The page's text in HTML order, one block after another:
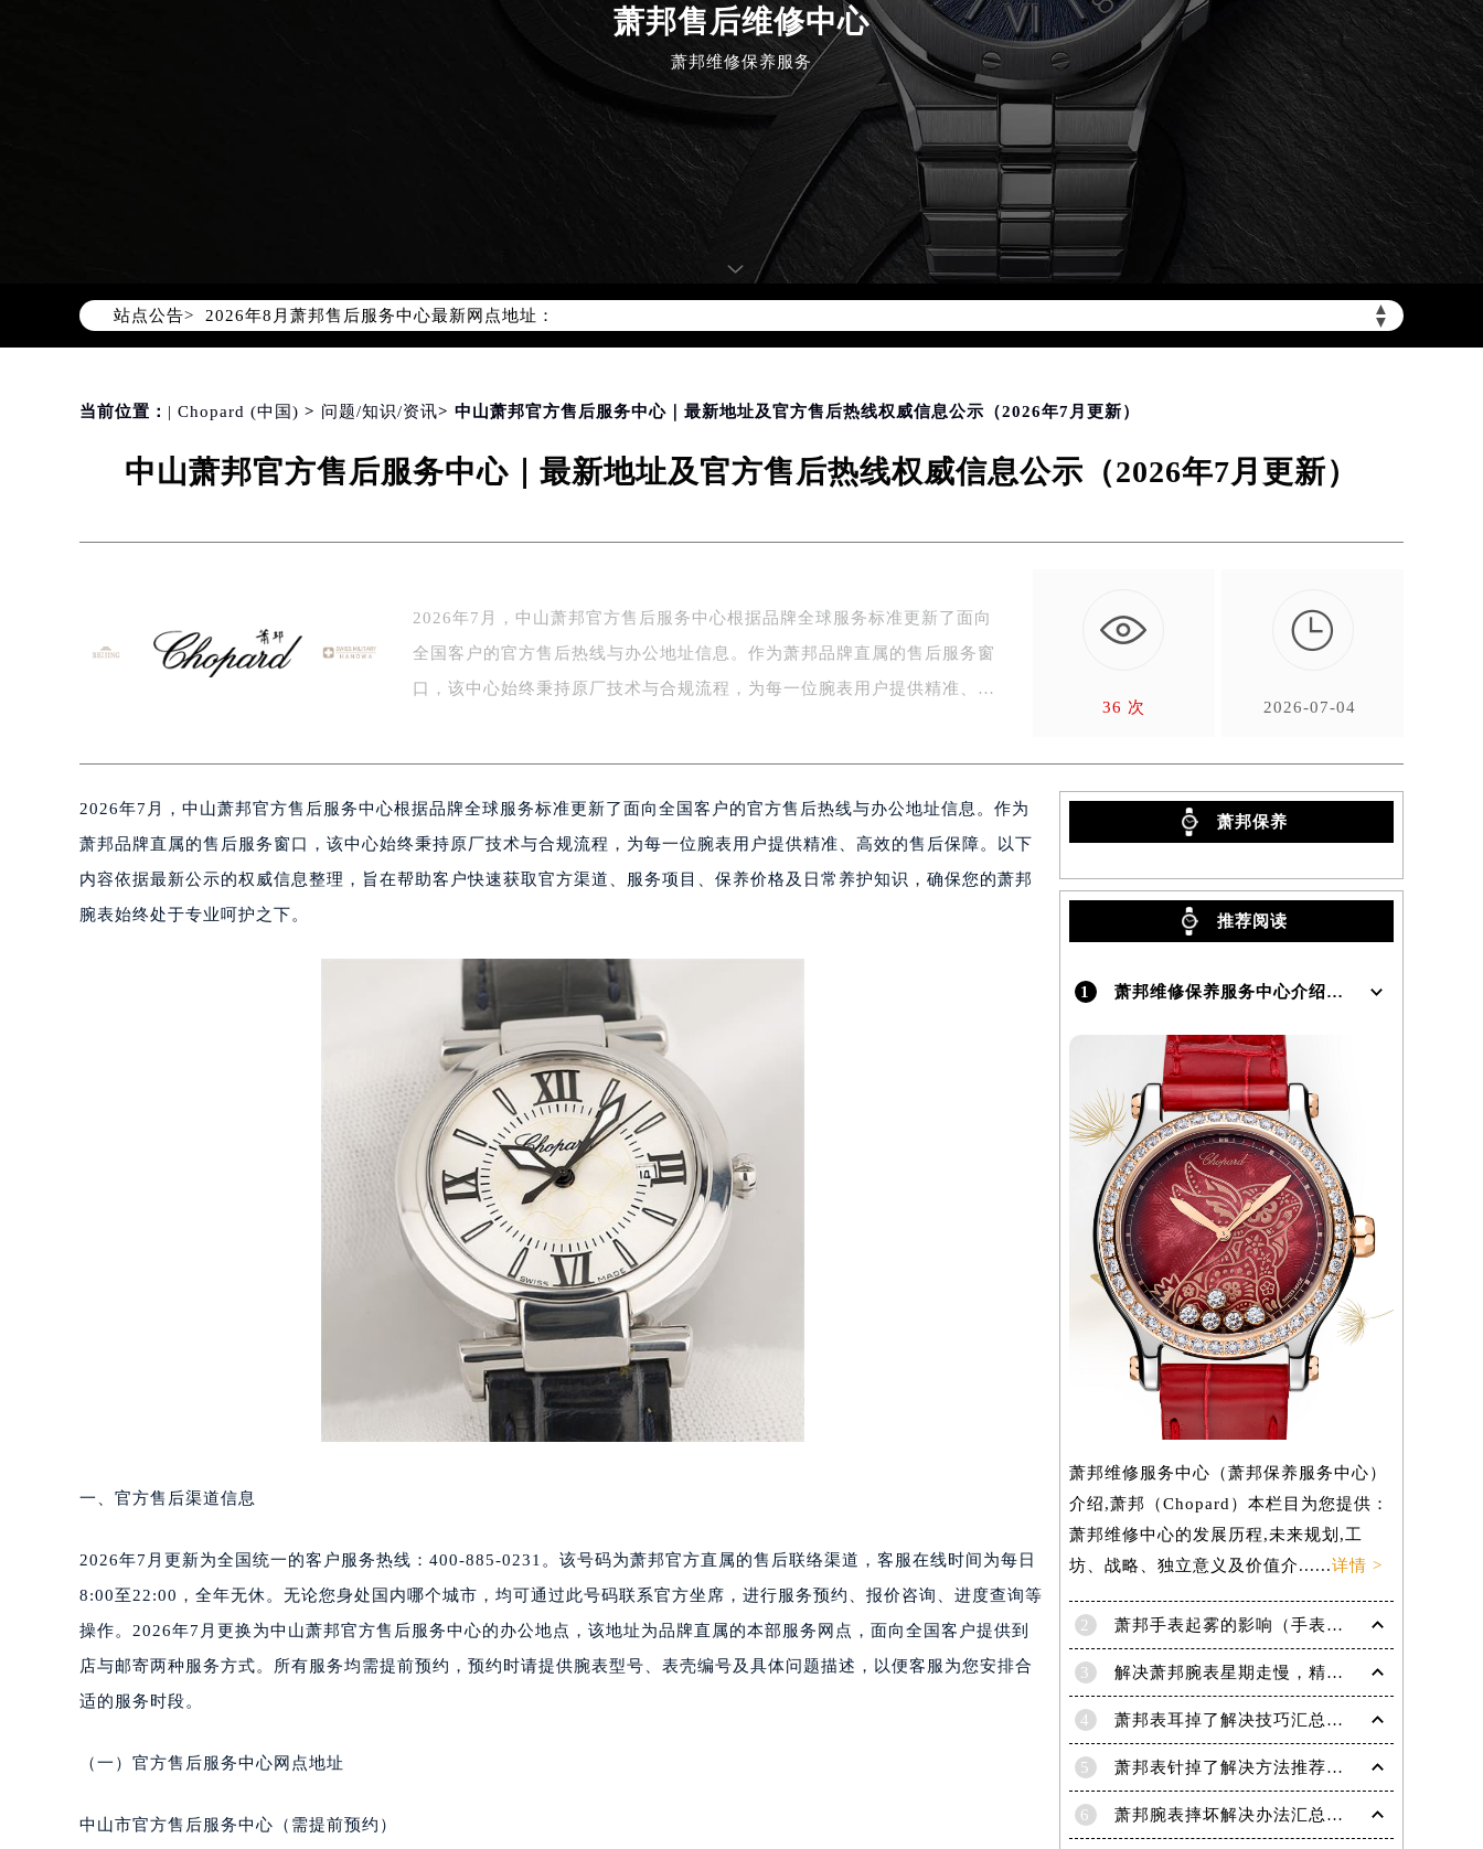
萧邦售后维修中心
萧邦维修保养服务
站点公告> ▲
▼
萧邦官方全国统一服务热线400-885-0231，服务覆盖中国大陆、香港、澳门、台湾全部区域（非大陆需加拨“+86”）
北京市朝阳区建国门外大街甲6号华熙国际中心写字楼D座11层1102室（北京总部）（需提前预约）
北京市东城区东长安街1号东方广场写字楼W3座6层602室（需提前预约）
上海市徐汇区虹桥路3号港汇中心写字楼2座37层3705室（需提前预约）
南京市秦淮区中山南路1号（新街口）南京中心写字楼22层C1-1室（需提前预约）
徐州市鼓楼区淮海东路29号苏宁广场IFC国际金融中心写字楼35层3508室（需提前预约）
泰州市海陵区永定东路399号置地商务中心东塔写字楼（华润万象城）17层1706室（需提前预约）
宁波市江北区大闸南路500号来福士广场办公楼20层2009室（需提前预约）
杭州市上城区钱江路1366号华润大厦写字楼A座5层503-5室（需提前预约）
南昌市红谷滩新区红谷中大道998号绿地双子塔（中央广场）A1座办公楼14层07室（需提前预约）
济南市历下区经十路11111号华润中心写字楼（万象城）15层1508室（需提前预约）
广州市天河区天河路230号万菱汇国际中心写字楼A塔7层704室（需提前预约）
广州市越秀区环市东路371-375号世界贸易中心大厦南塔写字楼15层07室（需提前预约）
惠州市惠城区江北文昌一路7号华贸大厦写字楼1座30层05室（需提前预约）
厦门市思明区湖滨东路95号华润大厦写字楼B座11层1104室（需提前预约）
福州市鼓楼区五四路128-1号恒力城写字楼15层03室（需提前预约）
成都市锦江区人民东路6号SAC东原中心写字楼24层2406B室（需提前预约）
重庆市江北区观音桥步行街2号融恒时代广场写字楼9层902室（需提前预约）
长沙市芙蓉区定王台街道建湘路393号世茂环球金融中心写字楼（芙蓉广场）10层13室（需提前预约）
郑州市二七区铭功路10号华润大厦写字楼29层2905室（需提前预约）
太原市迎泽区解放路15号亨得利名表服务中心（品牌授权店）3层整层（需提前预约）
沈阳市沈河区中街路137号亨得利名表服务中心（品牌授权店）1层整层（需提前预约）
沈阳市沈河区中街路83号亨得利名表服务中心（品牌授权店）1层整层（需提前预约）
乌鲁木齐市天山区红山路26号时代广场（CCMALL）C座17层17-B（需提前预约）
温州市鹿城区锦绣路1067号置信广场10层1015室（需提前预约）
哈尔滨市道里区友谊西路600号富力中心T2座写字楼29层03室（需提前预约）
大连市中山区人民路15号国际金融大厦7层G室（需提前预约）
佛山市禅城区季华五路57号万科金融中心C座12层1205室（需提前预约）
东莞市东城街道鸿福东路1号民盈国贸中心T1写字楼9层907室（需提前预约）
南通市崇川区工农路57号圆融广场写字楼16层1603室（需提前预约）
武汉市江汉区解放大道686号世界贸易大厦38层09室（需提前预约）
南宁市青秀区金湖路59号地王大厦12楼1224室（需提前预约）
合肥市蜀山区潜山路111号万象城华润大厦B座12楼03室（需提前预约）
贵阳市南明区都司高架桥路33号亨特国际金融中心14楼14D（需提前预约）
石家庄市长安区中山东路39号勒泰中心写字楼B座13层07室（需提前预约）
当前位置： | Chopard (中国) > 问题/知识/资讯> 中山萧邦官方售后服务中心｜最新地址及官方售后热线权威信息公示（2026年7月更新）
中山萧邦官方售后服务中心｜最新地址及官方售后热线权威信息公示（2026年7月更新）
2026年7月，中山萧邦官方售后服务中心根据品牌全球服务标准更新了面向
全国客户的官方售后热线与办公地址信息。作为萧邦品牌直属的售后服务窗
口，该中心始终秉持原厂技术与合规流程，为每一位腕表用户提供精准、高
36 次

2026-07-04
2026年7月，中山萧邦官方售后服务中心根据品牌全球服务标准更新了面向全国客户的官方售后热线与办公地址信息。作为
萧邦品牌直属的售后服务窗口，该中心始终秉持原厂技术与合规流程，为每一位腕表用户提供精准、高效的售后保障。以下
内容依据最新公示的权威信息整理，旨在帮助客户快速获取官方渠道、服务项目、保养价格及日常养护知识，确保您的萧邦
腕表始终处于专业呵护之下。
一、官方售后渠道信息
2026年7月更新为全国统一的客户服务热线：400-885-0231。该号码为萧邦官方直属的售后联络渠道，客服在线时间为每日
8:00至22:00，全年无休。无论您身处国内哪个城市，均可通过此号码联系官方坐席，进行服务预约、报价咨询、进度查询等
操作。2026年7月更换为中山萧邦官方售后服务中心的办公地点，该地址为品牌直属的本部服务网点，面向全国客户提供到
店与邮寄两种服务方式。所有服务均需提前预约，预约时请提供腕表型号、表壳编号及具体问题描述，以便客服为您安排合
适的服务时段。
（一）官方售后服务中心网点地址
中山市官方售后服务中心（需提前预约）
萧邦保养
推荐阅读
1 萧邦维修保养服务中心介绍 | Chopard
萧邦维修服务中心（萧邦保养服务中心）
介绍,萧邦（Chopard）本栏目为您提供：
萧邦维修中心的发展历程,未来规划,工
坊、战略、独立意义及价值介......详情 >
2 萧邦手表起雾的影响（手表起雾维护建议）
3 解决萧邦腕表星期走慢，精准调校秘籍在这里
4 萧邦表耳掉了解决技巧汇总（轻松修复爱表的小妙招）
5 萧邦表针掉了解决方法推荐（轻松修复你的爱表）
6 萧邦腕表摔坏解决办法汇总（专业修复与日常保养技巧）